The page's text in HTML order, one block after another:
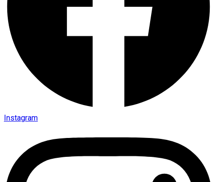
Instagram